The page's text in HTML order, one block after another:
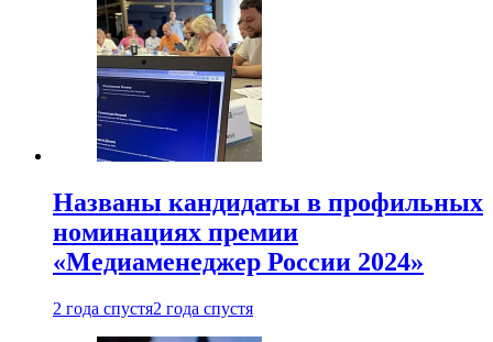
Названы кандидаты в профильных
номинациях премии
«Медиаменеджер России 2024»
2 года спустя2 года спустя